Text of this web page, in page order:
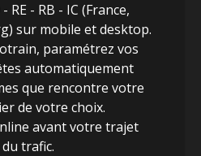
RE - RB - IC (France,
sur mobile et desktop.
paramétrez vos
automatiquement
que rencontre votre
de votre choix.
avant votre trajet
trafic.